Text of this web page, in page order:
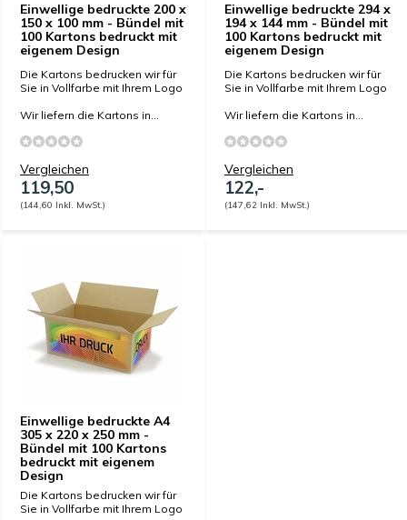
Einwellige bedruckte 200 x
150 x 100 mm - Bündel mit
100 Kartons bedruckt mit
eigenem Design
Die Kartons bedrucken wir für
Sie in Vollfarbe mit Ihrem Logo
Wir liefern die Kartons in...
Vergleichen
119,50
(144,60 Inkl. MwSt.)
Einwellige bedruckte 294 x
194 x 144 mm - Bündel mit
100 Kartons bedruckt mit
eigenem Design
Die Kartons bedrucken wir für
Sie in Vollfarbe mit Ihrem Logo
Wir liefern die Kartons in...
Vergleichen
122,-
(147,62 Inkl. MwSt.)
Einwellige bedruckte A4
305 x 220 x 250 mm -
Bündel mit 100 Kartons
bedruckt mit eigenem
Design
Die Kartons bedrucken wir für
Sie in Vollfarbe mit Ihrem Logo